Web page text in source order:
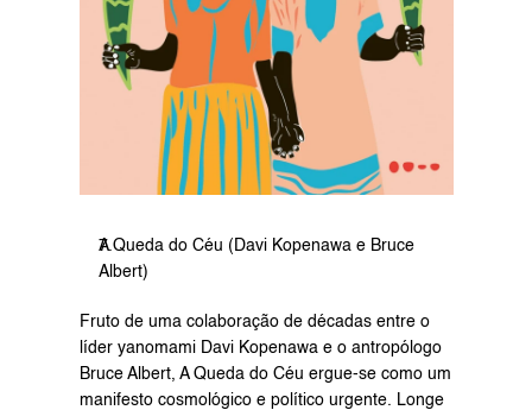
A Queda do Céu (Davi Kopenawa e Bruce
Albert)
Fruto de uma colaboração de décadas entre o
líder yanomami Davi Kopenawa e o antropólogo
Bruce Albert, A Queda do Céu ergue-se como um
manifesto cosmológico e político urgente. Longe